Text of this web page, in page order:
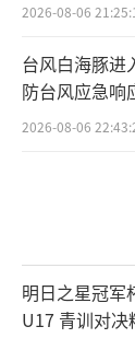
2026-08-06
台风白海豚进
防台风应急响
2026-08-06
明日之星冠军
U17 青训对决